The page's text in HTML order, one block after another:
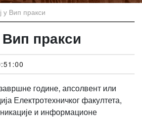
у Вип пракси
Вип пракси
године, апсолвент или
Електротехничког факултета,
и информационе